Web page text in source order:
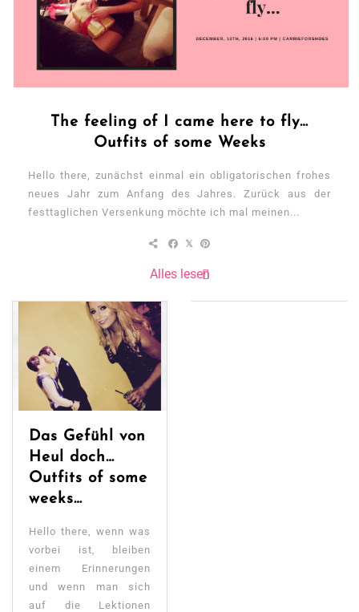
The feeling of I came here to fly…
Outfits of some Weeks
Hello there, zunächst einmal ein obligatorischen frohes
neues Jahr zum Anfang des Jahres. Zurück aus der
festtaglichen Versenkung möchte ich mal meinen...
Alles lesen
Das Gefühl von
Heul doch…
Outfits of some
weeks…
Hello there, wenn was
vorbei ist, bleiben
einem Erinnerungen
und wenn man sich
auf die Lektionen